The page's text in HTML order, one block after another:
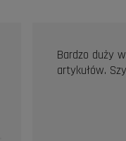
Bardzo duży
artykułów.